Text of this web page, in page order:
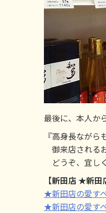
最後に、本人か
『高身長なが
御来店される
どうぞ、宜し
【新田店 ★新
★新田店の愛す
★新田店の愛す